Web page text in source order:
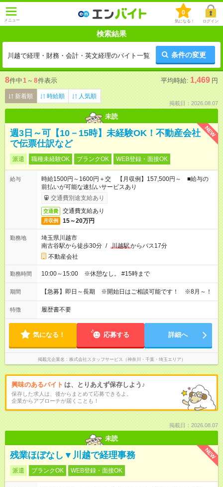
メニュー
0
気になる！ ログイン
検索結果
川越で経理・財務・会計・英文経理のバイト一覧 条件の変更
8件中1 ～ 8件表示 平均時給: 1,469 円
新着順 時給順 人気順
掲載日：2026.08.07
未読
NEW
週3日～可【10－15時】未経験OK！不動産会社
で伝票仕訳など
派遣 職種未経験OK ブランクOK WEB登録・面接OK
給与
時給1500円～1600円＋交 【月収例】157,500円～ ■給与の
前払いが可能な速払いサービスあり
交通費別途支給あり
交通費 交通費支給あり
月収例 15～20万円
勤務地
埼玉県川越市
南古谷駅から徒歩30分 / 川越駅からバス17分
不動産会社
勤務時間 10:00～15:00 ※休憩なし。 #15時まで
期間 【急募】即日～長期 ※開始日はご相談可能です！ ※8月～！
特徴 履歴書不要
気になる！ 応募する 詳細へ
掲載元企業名 株式会社スタッフサービス（神奈川・千葉・埼玉エリア）
興味のあるバイト は、とりあえず保存しよう♪
保存した求人は、後からまとめて応募できるよ。
企業からアプローチが届くことも！
掲載日：2026.08.07
未読
NEW
残業ほぼなし▼川越で経理事務
派遣 ブランクOK WEB登録・面接OK